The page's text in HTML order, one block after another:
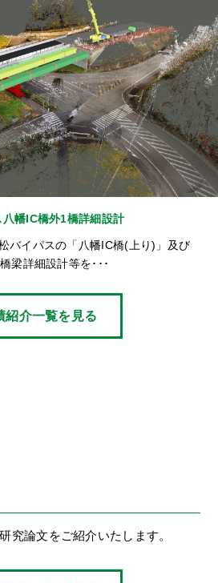
幡IC橋外1橋詳細設計
バイパスの「八幡IC橋(上り)」及び
梁詳細設計等を･･･
紹介一覧を見る
究論文をご紹介いたします。